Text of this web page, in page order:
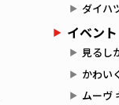
ダイハ
イベン
見るし
かわい
ムーヴ